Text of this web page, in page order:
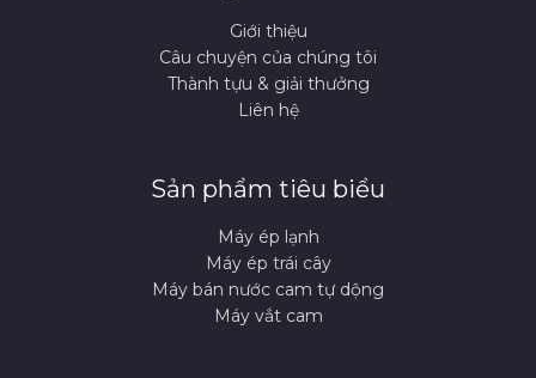
Giới thiệu
Câu chuyện của chúng tôi
Thành tựu & giải thưởng
Liên hệ
Sản phẩm tiêu biểu
Máy ép lạnh
Máy ép trái cây
Máy bán nước cam tự dộng
Máy vắt cam